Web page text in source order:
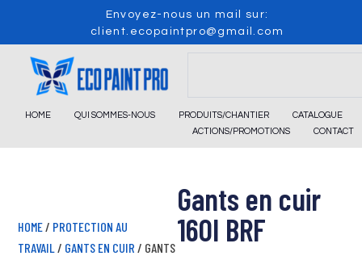
content
Envoyez-nous un mail sur:
client.ecopaintpro@gmail.com
HOME QUI SOMMES-NOUS PRODUITS/CHANTIER
CATALOGUE
ACTIONS/PROMOTIONS
CONTACT
Gants en cuir
160I BRF
HOME / PROTECTION AU
TRAVAIL / GANTS EN CUIR / GANTS